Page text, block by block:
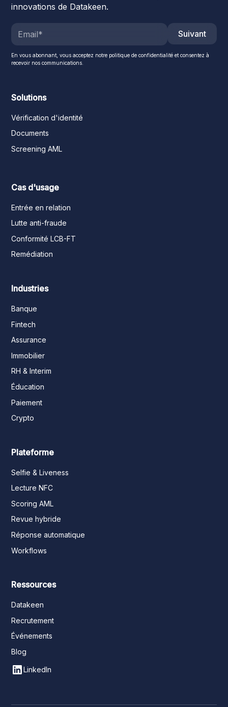
innovations de Datakeen.
Suivant
En vous abonnant, vous acceptez notre politique de confidentialité et consentez à
recevoir nos communications.
Solutions
Vérification d'identité
Documents
Screening AML
Cas d'usage
Entrée en relation
Lutte anti-fraude
Conformité LCB-FT
Remédiation
Industries
Banque
Fintech
Assurance
Immobilier
RH & Interim
Éducation
Paiement
Crypto
Plateforme
Selfie & Liveness
Lecture NFC
Scoring AML
Revue hybride
Réponse automatique
Workflows
Ressources
Datakeen
Recrutement
Événements
Blog
LinkedIn